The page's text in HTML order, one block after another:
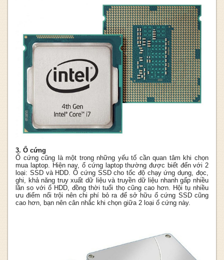
3. Ổ cứng
Ổ cứng cũng là một trong những yếu tố cần quan tâm khi chọn
mua laptop. Hiện nay, ổ cứng laptop thường được biết đến với 2
loại: SSD và HDD. Ổ cứng SSD cho tốc độ chạy ứng dụng, đọc,
ghi, khả năng truy xuất dữ liệu và truyền dữ liệu nhanh gấp nhiều
lần so với ổ HDD, đồng thời tuổi thọ cũng cao hơn. Hội tụ nhiều
ưu điểm nổi trội nên chi phí bỏ ra để sở hữu ổ cứng SSD cũng
cao hơn, bạn nên cân nhắc khi chọn giữa 2 loại ổ cứng này.